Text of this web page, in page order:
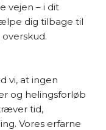
vejen – i dit
dig tilbage til
vi, at ingen
og helingsforløb
tid,
Vores erfarne